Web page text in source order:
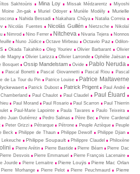
Sakhtoùris Mina Loy Missak Médzarentz
Miyoshi
Moine Jin-gak Muriel Odoyer Murièle Modély
Murielle
Nahida Bessadi Nakahara Chûya
Natalia Correia
Nicolás Fuentes Nicolás Guillén Nietz­sche
Nikolaï
Nimrod Nino Ferrer Nitcheva Nivaria Tejera
Nonnos
Nuno Júdice Octave Mirbeau Octavio Paz
Odilon-
Okada Takahiko Oleg Youriev Olivier Barbarant
Olivier
Magny Olivier Larizza Olivier Larronde
Ophélie Jaësan
Bosquet Ossip Mandelstam Ovide Pablo Neruda
Pascal Bonetti Pascal Giovannetti Pascal Riou
Pascal
de La Tour du Pin Patrice Louise Patrice Maltaverne
Patrick Dubost Patrick Prigent
Paul André
Paul Chaulot Paul Claudel Paul Éluard
Paul Morand Paul Rosario Paul Scarron
Paul Thierrin
Paul-Marie Lapointe Paula Tavares
Paulo Teixeira
Juan Gutiérrez Pedro Salinas Pèire Bec
Peire Cardenal
Peter Grizzi Pétrarque Pétrone Peuple Aztèque
Peuple
Beck Philippe de Thaun Philippe Dewolf Philippe Djian
Lekeuche Philippe Soupault Philippre Claudel
Philoxène
Pierre Arétin Pierre Bastide Pierre Béarn
Pierre Dac
Pierre Desvois Pierre Emmanuel
Pierre François Lacenaire
Jourde Pierre Lemaitre Pierre Louÿs Pierre Mac Orlan
Pierre Morhange Pierre Pelot Pierre Peuchmaurd
Pierre